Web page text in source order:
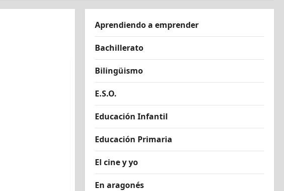
Aprendiendo a emprender
Bachillerato
Bilingüismo
E.S.O.
Educación Infantil
Educación Primaria
El cine y yo
En aragonés